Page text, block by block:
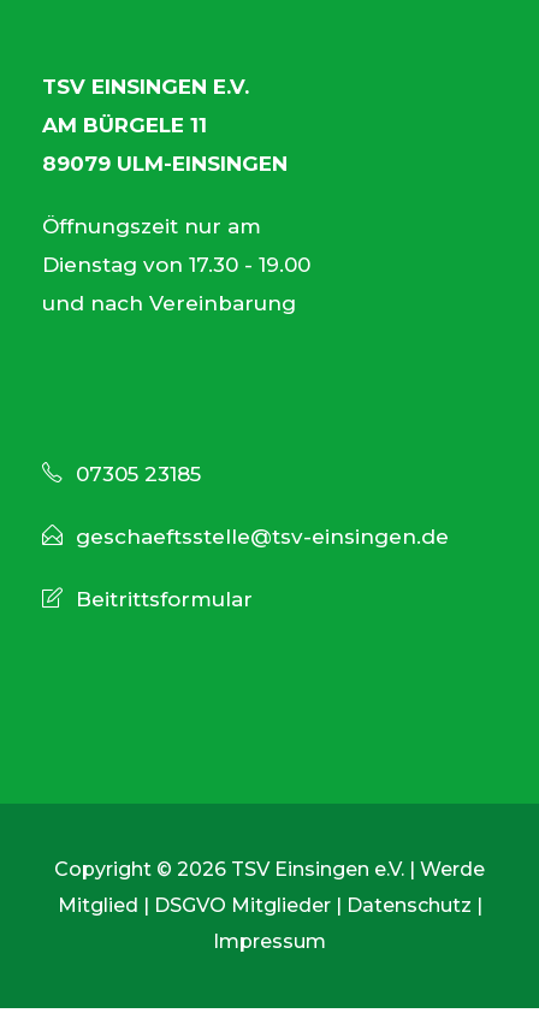
TSV EINSINGEN E.V.
AM BÜRGELE 11
89079 ULM-EINSINGEN
Öffnungszeit nur am
Dienstag von 17.30 - 19.00
und nach Vereinbarung
07305 23185
geschaeftsstelle@tsv-einsingen.de
Beitrittsformular
Copyright © 2026 TSV Einsingen e.V. | Werde
Mitglied | DSGVO Mitglieder| Datenschutz |
Impressum